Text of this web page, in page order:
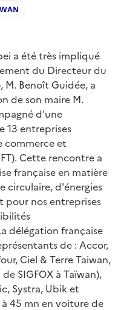
a été très impliqué
du Directeur du
M. Benoît Guidée, a
de son maire M.
d'une
13 entreprises
commerce et
Cette rencontre a
française en matière
circulaire, d'énergies
pour nos entreprises
délégation française
de : Accor,
Ciel & Terre Taiwan,
SIGFOX à Taïwan),
Systra, Ubik et
45 mn en voiture de